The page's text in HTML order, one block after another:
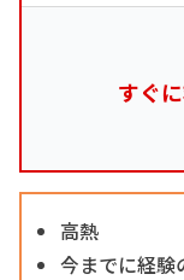
すぐ
高熱
今までに経験